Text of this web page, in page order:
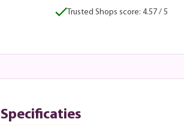
Trusted Shops score: 4.57 / 5
Specificaties